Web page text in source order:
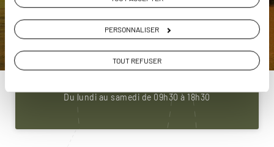
PERSONNALISER
TOUT REFUSER
ou
Construisez votre voyage avec un spécialiste Ecosse
01 85 08 22 92
Du lundi au samedi de 09h30 à 18h30